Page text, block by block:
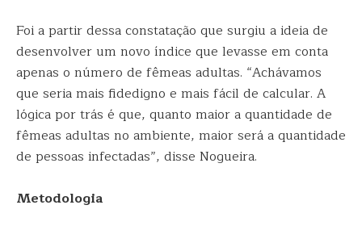
Foi a partir dessa constatação que surgiu a ideia de
desenvolver um novo índice que levasse em conta
apenas o número de fêmeas adultas. “Achávamos
que seria mais fidedigno e mais fácil de calcular. A
lógica por trás é que, quanto maior a quantidade de
fêmeas adultas no ambiente, maior será a quantidade
de pessoas infectadas”, disse Nogueira.
Metodologia